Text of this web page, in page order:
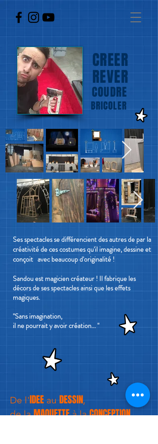
CREER
REVER
COUDRE
BRICOLER
Ses spectacles se différencient des autres de par la
créativité de ces costumes qu'il imagine, dessine et
conçoit avec beaucoup d'originalité !
Sandou est magicien créateur ! Il fabrique les
décors de ses spectacles ainsi que les effets
magiques.
"Sans imagination,
il ne pourrait y avoir création... "
De l'IDEE au DESSIN,
de laMAQUETTEà laCONCEPTION...